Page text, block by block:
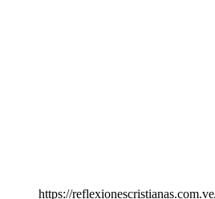
https://